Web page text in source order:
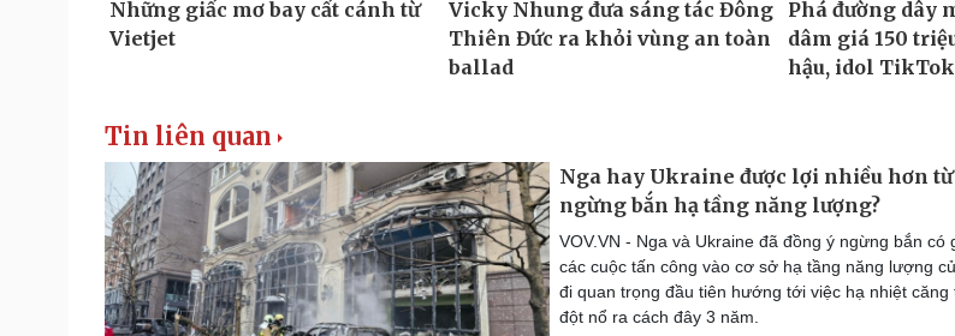
Tin liên quan
Nga hay Ukraine được lợi nhiều hơn
ngừng bắn hạ tầng năng lượng?
VOV.VN - Nga và Ukraine đã đồng ý ngừng bắn có
các cuộc tấn công vào cơ sở hạ tầng năng lượng
đi quan trọng đầu tiên hướng tới việc hạ nhiệt căng
đột nổ ra cách đây 3 năm.